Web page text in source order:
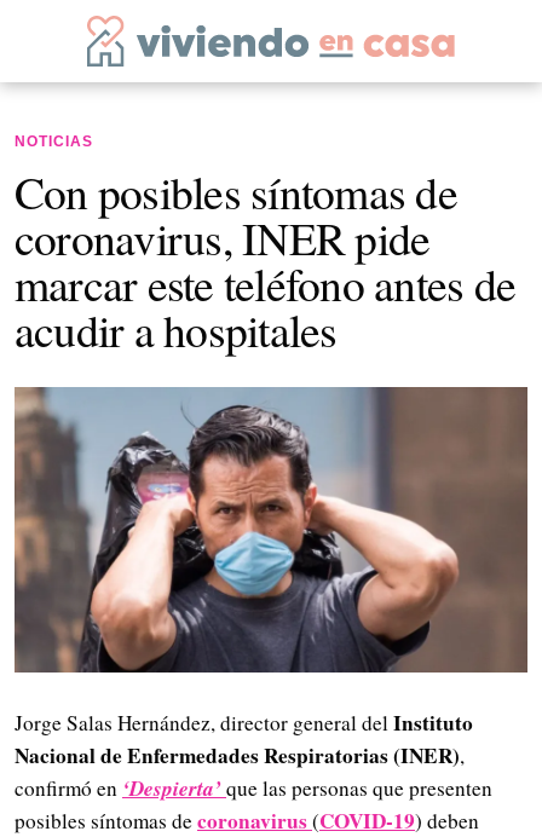
NOTICIAS
Con posibles síntomas de
coronavirus, INER pide
marcar este teléfono antes de
acudir a hospitales
Jorge Salas Hernández, director general del Instituto
Nacional de Enfermedades Respiratorias (INER),
confirmó en ‘Despierta’que las personas que presenten
posibles síntomas decoronavirus(COVID-19) deben